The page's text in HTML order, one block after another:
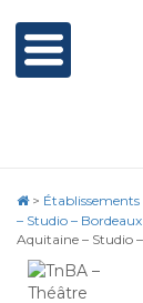
> Établissements
– Studio – Bordeaux
Aquitaine – Studio